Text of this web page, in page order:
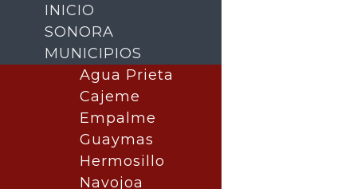
INICIO
SONORA
MUNICIPIOS
Agua Prieta
Cajeme
Empalme
Guaymas
Hermosillo
Navojoa